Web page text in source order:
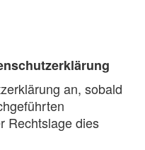
an, sobald
Rechtslage dies